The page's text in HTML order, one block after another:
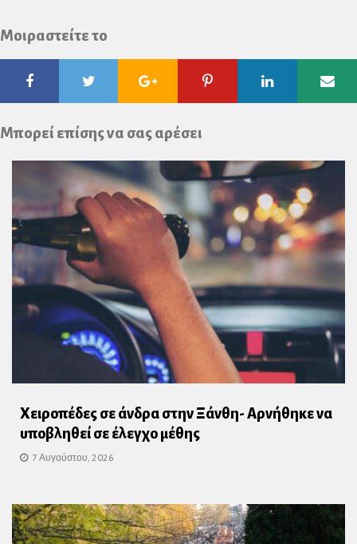
Μοιραστείτε το
FacebookTwitter Google
Plus
Pinterest Linkedin
Μπορεί επίσης να σας αρέσει
Χειροπέδες σε άνδρα στην Ξάνθη- Αρνήθηκε να
υποβληθεί σε έλεγχο μέθης
7 Αυγούστου, 2026